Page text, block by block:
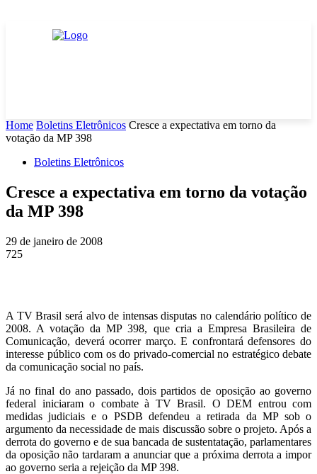
Home Boletins Eletrônicos Cresce a expectativa em torno da
votação da MP 398
Boletins Eletrônicos
Cresce a expectativa em torno da votação
da MP 398
29 de janeiro de 2008
725
A TV Brasil será alvo de intensas disputas no calendário político de
2008. A votação da MP 398, que cria a Empresa Brasileira de
Comunicação, deverá ocorrer março. E confrontará defensores do
interesse público com os do privado-comercial no estratégico debate
da comunicação social no país.
Já no final do ano passado, dois partidos de oposição ao governo
federal iniciaram o combate à TV Brasil. O DEM entrou com
medidas judiciais e o PSDB defendeu a retirada da MP sob o
argumento da necessidade de mais discussão sobre o projeto. Após a
derrota do governo e de sua bancada de sustentatação, parlamentares
da oposição não tardaram a anunciar que a próxima derrota a impor
ao governo seria a rejeição da MP 398.